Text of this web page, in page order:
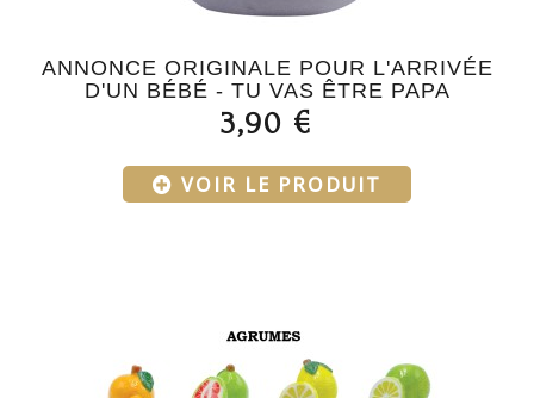
ANNONCE ORIGINALE POUR L'ARRIVÉE
D'UN BÉBÉ - TU VAS ÊTRE PAPA
3,90 €
VOIR LE PRODUIT